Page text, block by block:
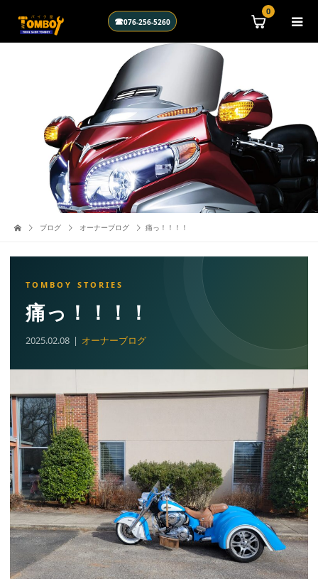
0
☎076-256-5260
ブログ オーナーブログ 痛っ！！！！
痛っ！！！！
2025.02.08 オーナーブログ